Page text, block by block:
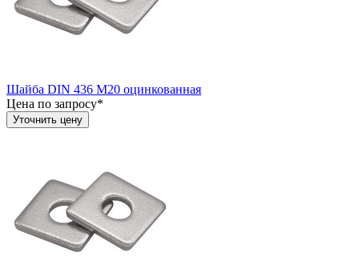
Шайба DIN 436 М20 оцинкованная
Цена по запросу*
Уточнить цену